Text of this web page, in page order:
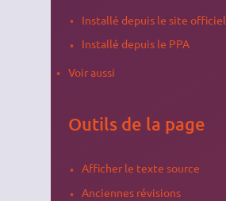
Installé depuis le site officiel
Installé depuis le PPA
Voir aussi
Outils de la page
Afficher le texte source
Anciennes révisions